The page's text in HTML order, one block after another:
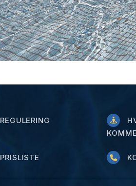
REGULERING
PRISLISTE